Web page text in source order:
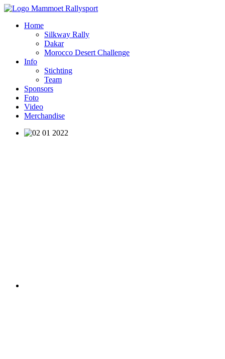
Home
Silkway Rally
Dakar
Morocco Desert Challenge
Info
Stichting
Team
Sponsors
Foto
Video
Merchandise